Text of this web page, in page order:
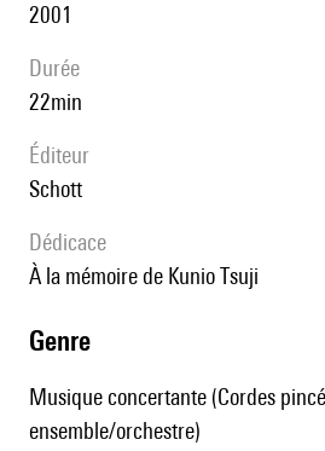
2001
durée
22min
éditeur
Schott
Dédicace
à la mémoire de Kunio Tsuji
genre
Musique concertante (Cordes
ensemble/orchestre)